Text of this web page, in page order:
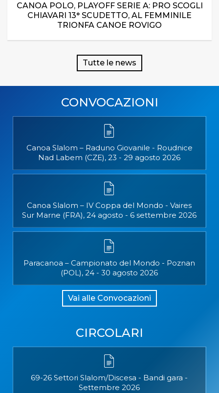
CANOA POLO, PLAYOFF SERIE A: PRO SCOGLI
CHIAVARI 13° SCUDETTO, AL FEMMINILE
TRIONFA CANOE ROVIGO
Tutte le news
CONVOCAZIONI
Canoa Slalom – Raduno Giovanile - Roudnice
Nad Labem (CZE), 23 - 29 agosto 2026
Canoa Slalom – IV Coppa del Mondo - Vaires
Sur Marne (FRA), 24 agosto - 6 settembre 2026
Paracanoa – Campionato del Mondo - Poznan
(POL), 24 - 30 agosto 2026
Vai alle Convocazioni
CIRCOLARI
69-26 Settori Slalom/Discesa - Bandi gara -
Settembre 2026